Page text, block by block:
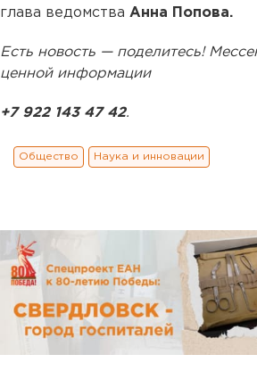
глава ведомства Анна Попова.
Есть новость — поделитесь!
ценной информации
+7 922 143 47 42.
Общество Наука и инновации